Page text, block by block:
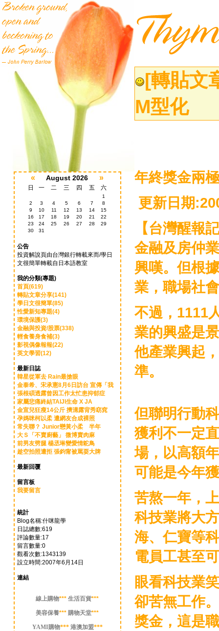
« August 2026 »
日 一 二 三 四 五 六
1
2
3 4 5 6 7
8
9
10 11 12 13 14
15
16
17 18 19 20 21
22
23
24 25 26 27 28
29
30
31
公告
投資解說頁由台灣銀行轉載來而/學日
文很簡單轉載自日本語教室
我的分類(專題)
首頁(619)
轉貼文章分享(141)
學日文很簡單(85)
性愛新知專題(4)
環境保護(3)
金融與投資/股票(338)
輕食養身食補(3)
影視偶像報報(22)
英文學習(12)
最新日誌
韓星從軍去 Rain最搶眼
金泰希、宋承憲8月6日訪台 宣傳「我
張根碩透露曾因工作太忙患抑郁症
家屬悲痛終結TAIJI生命 X JA
金宣兒狂瘦14公斤 擠溝露背秀窈窕
孕媽咪柯以柔 遭網友合成裸照
常失聯？ Junior戀黃小柔 半年
大Ｓ「不賣廚藝」 微博賣肉麻
前男友劈腿 楊丞琳變愛情鴕鳥
趁空拍照遭拒 張鈞甯被罵耍大牌
最新回覆
留言板
我要留言
統計
Blog名稱:什咪龍學
日誌總數:619
評論數量:17
留言數量:0
觀看次數:1343139
設立時間:2007年6月14日
連結
線上購物*** 生活百貨***
美容保養*** 購物天堂***
YAMI購物*** 港澳加盟***
[轉貼文
M型化
年終獎金兩
更新日期
【台灣醒報
金融及房仲
興嘆。但根
業，職場社
不過，1111
業的興盛是
他產業興起
準。
但聯明行動
獲利不一定
場，以高額
可能是今年
苦熬一年，
科技業將大
海、仁寶等
電員工甚至
眼看科技業
卻苦無工作
獎金，這是